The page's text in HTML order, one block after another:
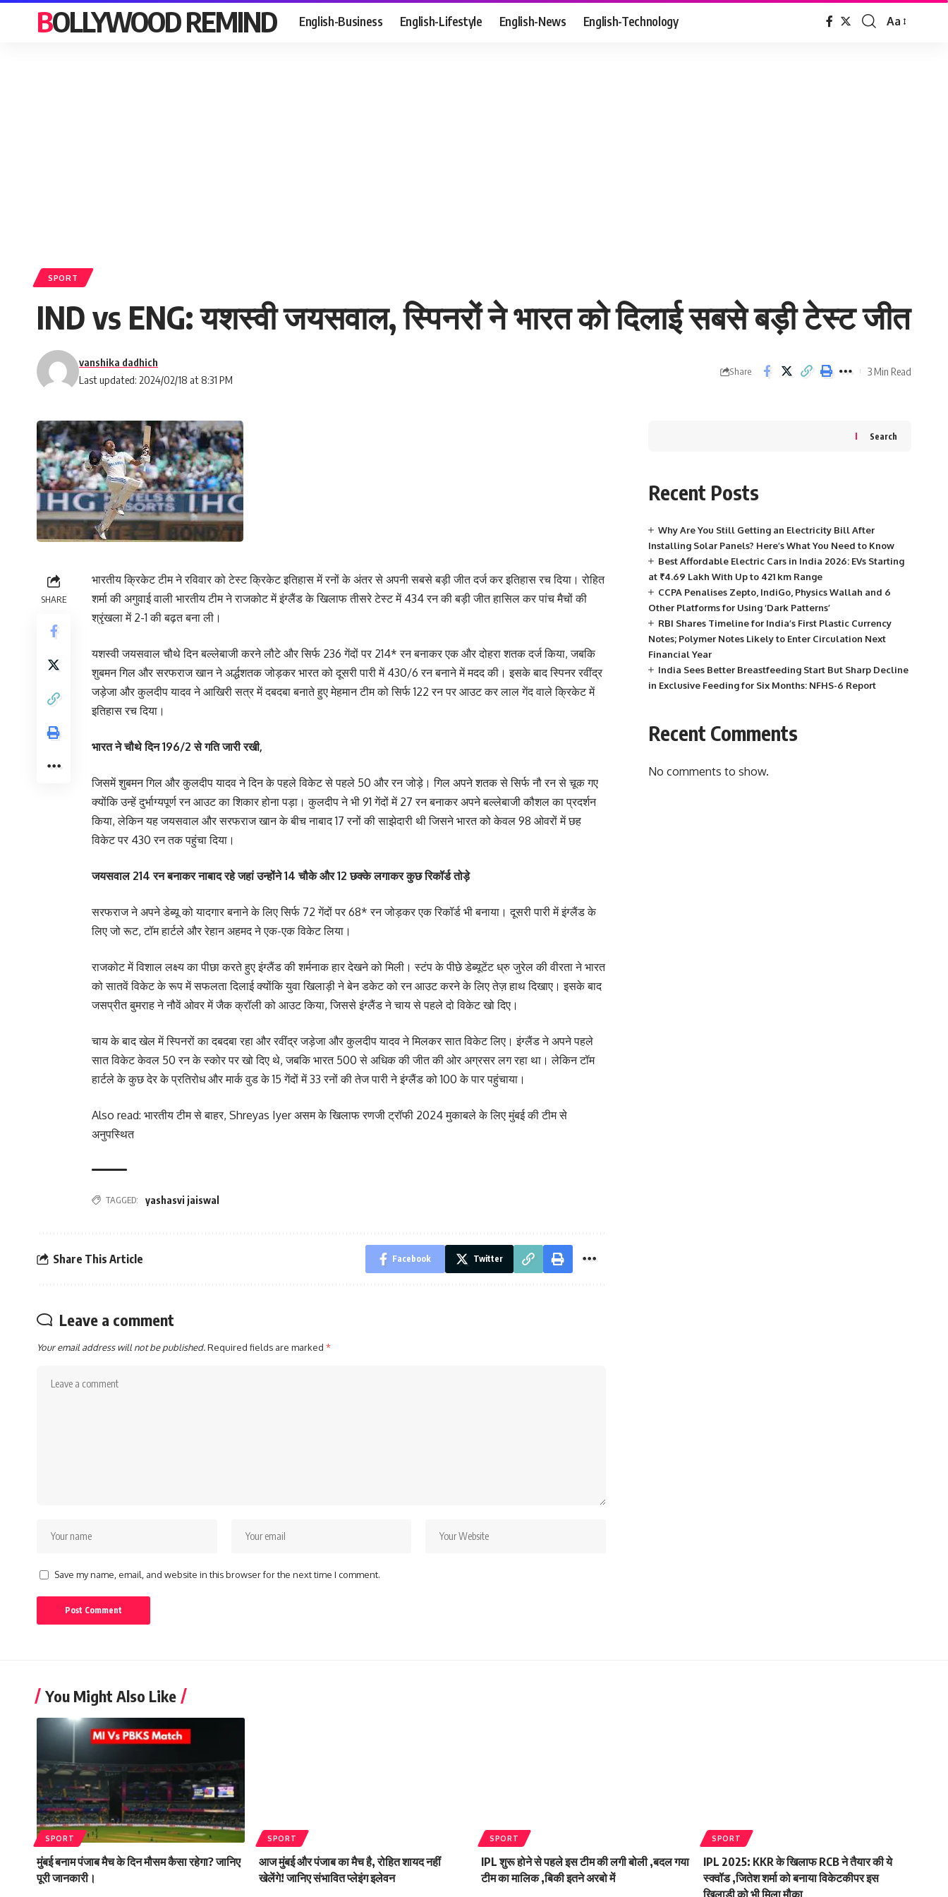
BOLLYWOOD REMIND English-Business English-Lifestyle English-News English-Technology
Font
Aa
SPORT
IND vs ENG: यशस्वी जयसवाल, स्पिनरों ने भारत को दिलाई सबसे बड़ी टेस्ट जीत
Last updated: 2024/02/18 at 8:31 PM
vanshika dadhich
Share 3 Min Read
SHARE
भारतीय क्रिकेट टीम ने रविवार को टेस्ट क्रिकेट इतिहास में रनों के अंतर से अपनी सबसे बड़ी जीत दर्ज कर इतिहास रच दिया। रोहित
शर्मा की अगुवाई वाली भारतीय टीम ने राजकोट में इंग्लैंड के खिलाफ तीसरे टेस्ट में 434 रन की बड़ी जीत हासिल कर पांच मैचों की
श्रृंखला में 2-1 की बढ़त बना ली।
यशस्वी जयसवाल चौथे दिन बल्लेबाजी करने लौटे और सिर्फ 236 गेंदों पर 214* रन बनाकर एक और दोहरा शतक दर्ज किया, जबकि
शुबमन गिल और सरफराज खान ने अर्द्धशतक जोड़कर भारत को दूसरी पारी में 430/6 रन बनाने में मदद की। इसके बाद स्पिनर रवींद्र
जड़ेजा और कुलदीप यादव ने आखिरी सत्र में दबदबा बनाते हुए मेहमान टीम को सिर्फ 122 रन पर आउट कर लाल गेंद वाले क्रिकेट में
इतिहास रच दिया।
भारत ने चौथे दिन 196/2 से गति जारी रखी,
जिसमें शुबमन गिल और कुलदीप यादव ने दिन के पहले विकेट से पहले 50 और रन जोड़े। गिल अपने शतक से सिर्फ नौ रन से चूक गए
क्योंकि उन्हें दुर्भाग्यपूर्ण रन आउट का शिकार होना पड़ा। कुलदीप ने भी 91 गेंदों में 27 रन बनाकर अपने बल्लेबाजी कौशल का प्रदर्शन
किया, लेकिन यह जयसवाल और सरफराज खान के बीच नाबाद 17 रनों की साझेदारी थी जिसने भारत को केवल 98 ओवरों में छह
विकेट पर 430 रन तक पहुंचा दिया।
जयसवाल 214 रन बनाकर नाबाद रहे जहां उन्होंने 14 चौके और 12 छक्के लगाकर कुछ रिकॉर्ड तोड़े
सरफराज ने अपने डेब्यू को यादगार बनाने के लिए सिर्फ 72 गेंदों पर 68* रन जोड़कर एक रिकॉर्ड भी बनाया। दूसरी पारी में इंग्लैंड के
लिए जो रूट, टॉम हार्टले और रेहान अहमद ने एक-एक विकेट लिया।
राजकोट में विशाल लक्ष्य का पीछा करते हुए इंग्लैंड की शर्मनाक हार देखने को मिली। स्टंप के पीछे डेब्यूटेंट ध्रु जुरेल की वीरता ने भारत
को सातवें विकेट के रूप में सफलता दिलाई क्योंकि युवा खिलाड़ी ने बेन डकेट को रन आउट करने के लिए तेज़ हाथ दिखाए। इसके बाद
जसप्रीत बुमराह ने नौवें ओवर में जैक क्रॉली को आउट किया, जिससे इंग्लैंड ने चाय से पहले दो विकेट खो दिए।
चाय के बाद खेल में स्पिनरों का दबदबा रहा और रवींद्र जड़ेजा और कुलदीप यादव ने मिलकर सात विकेट लिए। इंग्लैंड ने अपने पहले
सात विकेट केवल 50 रन के स्कोर पर खो दिए थे, जबकि भारत 500 से अधिक की जीत की ओर अग्रसर लग रहा था। लेकिन टॉम
हार्टले के कुछ देर के प्रतिरोध और मार्क वुड के 15 गेंदों में 33 रनों की तेज पारी ने इंग्लैंड को 100 के पार पहुंचाया।
Also read: भारतीय टीम से बाहर, Shreyas Iyer असम के खिलाफ रणजी ट्रॉफी 2024 मुकाबले के लिए मुंबई की टीम से
अनुपस्थित
TAGGED: yashasvi jaiswal
Share This Article Facebook Twitter
Leave a comment
Your email address will not be published.Required fields are marked *
Save my name, email, and website in this browser for the next time I comment.
Search
Recent Posts
Why Are You Still Getting an Electricity Bill After
Installing Solar Panels? Here’s What You Need to Know
Best Affordable Electric Cars in India 2026: EVs Starting
at ₹4.69 Lakh With Up to 421 km Range
CCPA Penalises Zepto, IndiGo, Physics Wallah and 6
Other Platforms for Using ‘Dark Patterns’
RBI Shares Timeline for India’s First Plastic Currency
Notes; Polymer Notes Likely to Enter Circulation Next
Financial Year
India Sees Better Breastfeeding Start But Sharp Decline
in Exclusive Feeding for Six Months: NFHS-6 Report
Recent Comments
No comments to show.
You Might Also Like
SPORT
मुंबई बनाम पंजाब मैच के दिन मौसम कैसा रहेगा? जानिए
पूरी जानकारी।
SPORT
आज मुंबई और पंजाब का मैच है, रोहित शायद नहीं
खेलेंगे! जानिए संभावित प्लेइंग इलेवन
SPORT
IPL शुरू होने से पहले इस टीम की लगी बोली ,बदल गया
टीम का मालिक ,बिकी इतने अरबो में
SPORT
IPL 2025: KKR के खिलाफ RCB ने तैयार की ये
स्क्वॉड ,जितेश शर्मा को बनाया विकेटकीपर इस
खिलाड़ी को भी मिला मौका